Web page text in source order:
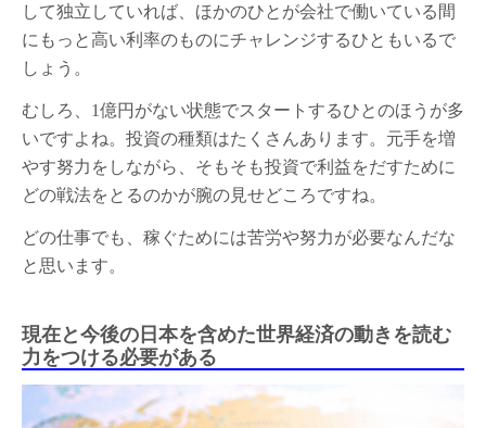
して独立していれば、ほかのひとが会社で働いている間
にもっと高い利率のものにチャレンジするひともいるで
しょう。
むしろ、1億円がない状態でスタートするひとのほうが多
いですよね。投資の種類はたくさんあります。元手を増
やす努力をしながら、そもそも投資で利益をだすために
どの戦法をとるのかが腕の見せどころですね。
どの仕事でも、稼ぐためには苦労や努力が必要なんだな
と思います。
現在と今後の日本を含めた世界経済の動きを読む
力をつける必要がある